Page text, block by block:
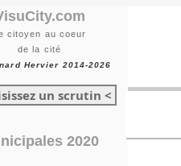
citoyen au coeur
de la cité
Hervier 2014-2026
un scrutin <
2020